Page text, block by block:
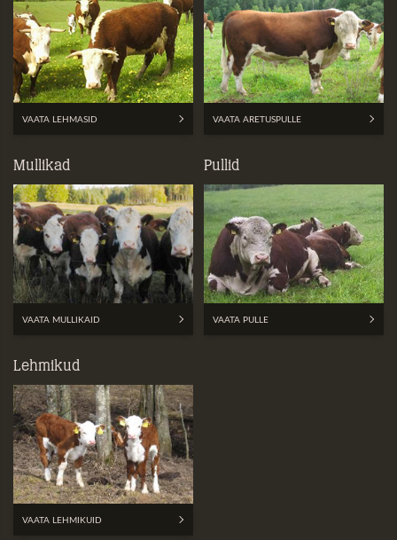
VAATA LEHMASID VAATA ARETUSPULLE
Mullikad
VAATA MULLIKAID
Pullid
VAATA PULLE
Lehmikud
VAATA LEHMIKUID